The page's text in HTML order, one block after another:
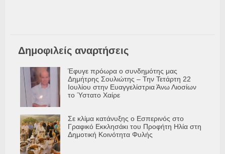
Δημοφιλείς αναρτήσεις
Έφυγε πρόωρα ο συνδημότης μας
Δημήτρης Σουλιώτης – Την Τετάρτη 22
Ιουλίου στην Ευαγγελίστρια Άνω Λιοσίων
το Ύστατο Χαίρε
Σε κλίμα κατάνυξης ο Εσπερινός στο
Γραφικό Εκκλησάκι του Προφήτη Ηλία στη
Δημοτική Κοινότητα Φυλής